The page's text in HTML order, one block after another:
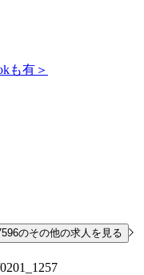
も有＞
のその他の求人を見る